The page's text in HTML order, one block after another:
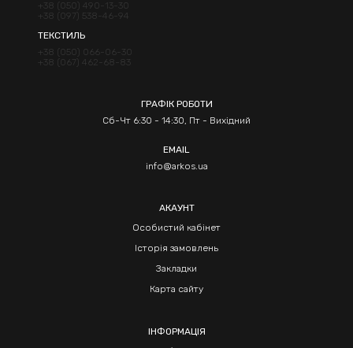
+38 (050) 490-13-30
+38 (097) 538-46-94
ТЕКСТИЛЬ
+38 (050) 066-06-30
+38 (067) 462-68-83
ГРАФІК РОБОТИ
Сб-Чт 6:30 - 14:30, Пт - Вихідний
EMAIL
info@arkos.ua
АКАУНТ
Особистий кабінет
Історія замовлень
Закладки
Карта сайту
ІНФОРМАЦІЯ